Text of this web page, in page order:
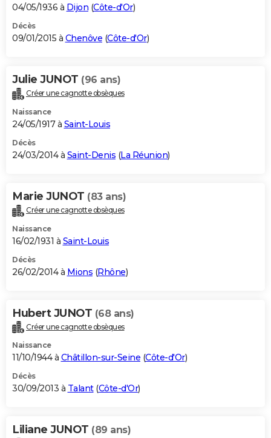
04/05/1936 à Dijon (Côte-d'Or)
Décès
09/01/2015 à Chenôve (Côte-d'Or)
Julie JUNOT (96 ans)
Créer une cagnotte obsèques
Naissance
24/05/1917 à Saint-Louis
Décès
24/03/2014 à Saint-Denis (La Réunion)
Marie JUNOT (83 ans)
Créer une cagnotte obsèques
Naissance
16/02/1931 à Saint-Louis
Décès
26/02/2014 à Mions (Rhône)
Hubert JUNOT (68 ans)
Créer une cagnotte obsèques
Naissance
11/10/1944 à Châtillon-sur-Seine (Côte-d'Or)
Décès
30/09/2013 à Talant(Côte-d'Or)
Liliane JUNOT (89 ans)